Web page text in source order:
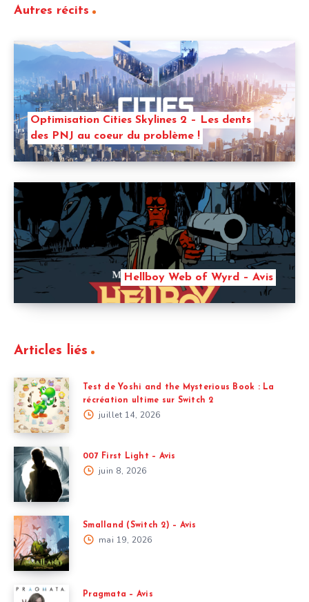
Autres récits
Optimisation Cities Skylines 2 – Les dents
des PNJ au coeur du problème !
Hellboy Web of Wyrd – Avis
Articles liés
Test de Yoshi and the Mysterious Book : La
récréation ultime sur Switch 2
juillet 14, 2026
007 First Light – Avis
juin 8, 2026
Smalland (Switch 2) – Avis
mai 19, 2026
Pragmata – Avis